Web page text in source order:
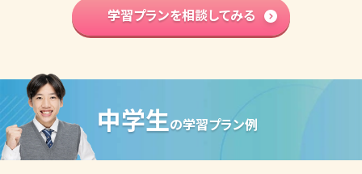
部活との両立 プラン
学習内容 基礎固め プラン
高校入学準備 プラン
高校生の個別指導詳細
学習プランを相談してみる
中学生の学習プラン例